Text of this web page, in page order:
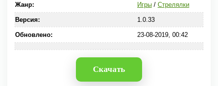
Жанр: Игры/ Стрелялки
Версия: 1.0.33
Обновлено: 23-08-2019, 00:42
Скачать